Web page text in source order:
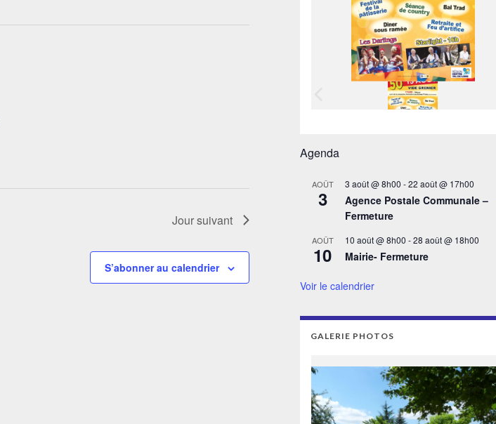
Jour suivant
S’abonner au calendrier
Agenda
AOÛT
3
3 août @ 8h00 -22 août @ 17h00
Agence Postale Communale –
Fermeture
AOÛT
10
10 août @ 8h00 -28 août @ 18h00
Mairie- Fermeture
Voir le calendrier
GALERIE PHOTOS